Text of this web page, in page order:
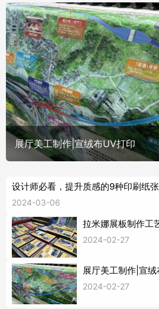
展厅美工制作|宣绒布UV打印
设计师必看，提升质感的9种印刷纸张
2024-03-06
拉米娜展板制作工
2024-02-27
展厅美工制作|宣绒
2024-02-27